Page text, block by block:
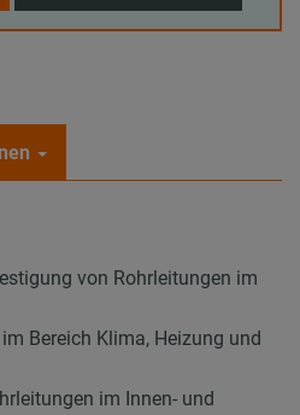
von Rohrleitungen im
Bereich Klima, Heizung und
im Innen- und